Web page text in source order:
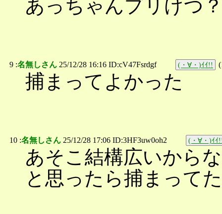
あっちゃんプリけつ
9 :名無しさん 25/12/28 16:16 ID:cV47Fsrdgf (・∀・)ｲｲ!! (
捕まってよかった
10 :名無しさん 25/12/28 17:06 ID:3HF3uw0oh2 (・∀・)ｲｲ
あそこ結構広いから
と思ったら捕まって